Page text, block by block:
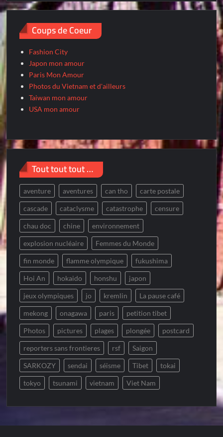
Coups de Coeur
Fashion City
Japon mon amour
Paris Mon Amour
Photos du Vietnam et d'ailleurs
Taiwan mon amour
USA mon amour
Tout tout tout …
aventure aventures can tho carte postale
cascade cataclysme catastrophe censure
chau doc chine environnement
explosion nucléaire Femmes du Monde
fin monde flamme olympique fukushima
Hoi An hokaido honshu japon
jeux olympiques jo kremlin La pause café
mekong onagawa paris petition tibet
Photos pictures plages plongée postcard
reporters sans frontieres rsf Saigon
SARKOZY sendai séisme Tibet tokai
tokyo tsunami vietnam Viet Nam